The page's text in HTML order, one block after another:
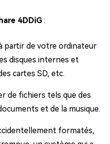
4DDiG :
partir de votre ordinateur
disques internes et
cartes SD, etc.
de fichiers tels que des
et de la musique.
formatés,